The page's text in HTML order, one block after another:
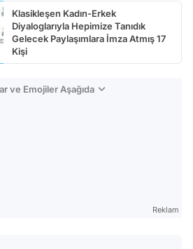
Klasikleşen Kadın-Erkek
Diyaloglarıyla Hepimize Tanıdık
Gelecek Paylaşımlara İmza Atmış 17
Kişi
ve Emojiler Aşağıda
Reklam